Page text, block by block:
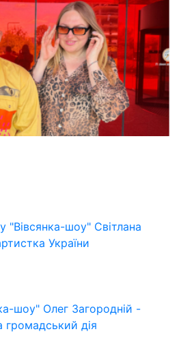
"Вівсянка-шоу" Cвітлана
України
шоу" Олег Загородній -
громадський дія